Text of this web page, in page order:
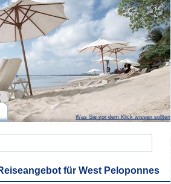
Was Sie vor dem Klick wissen sollten
für West Peloponnes